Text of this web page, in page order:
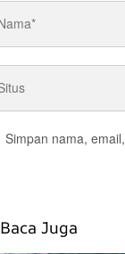
Simpan nama,
Baca Juga